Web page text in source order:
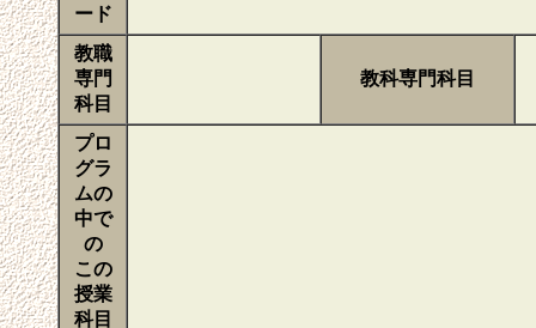
ード
教職
専門
科目
教科専門科目
プロ
グラ
ムの
中で
の
この
授業
科目